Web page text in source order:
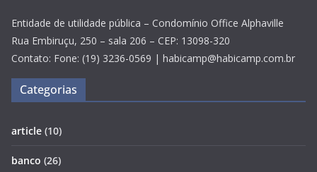
Entidade de utilidade pública – Condomínio Office Alphaville
Rua Embiruçu, 250 – sala 206 – CEP: 13098-320
Contato: Fone: (19) 3236-0569 | habicamp@habicamp.com.br
Categorias
article (10)
banco (26)